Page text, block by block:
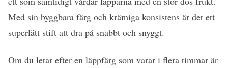
Med sin byggbara färg och krämiga konsistens är det ett
superlätt stift att dra på snabbt och snyggt.
Om du letar efter en läppfärg som varar i flera timmar är